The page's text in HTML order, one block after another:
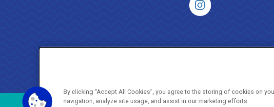
By clicking “Accept All Cookies”, you agree to the storing of cookies on
navigation, analyze site usage, and assist in our marketing efforts.